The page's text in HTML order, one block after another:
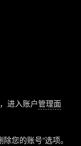
进入账户管理面
您的账号”选项。